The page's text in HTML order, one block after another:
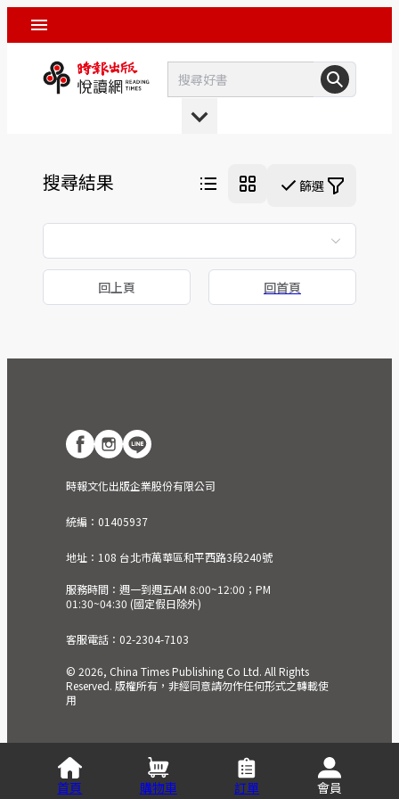
搜尋結果 篩選
回上頁 回首頁
時報文化出版企業股份有限公司
統編：01405937
地址：108 台北市萬華區和平西路3段240號
服務時間：週一到週五AM 8:00~12:00；PM
01:30~04:30 (國定假日除外)
客服電話：02-2304-7103
© 2026, China Times Publishing Co Ltd. All Rights
Reserved. 版權所有，非經同意請勿作任何形式之轉載使
用
首頁 購物車 訂單 會員